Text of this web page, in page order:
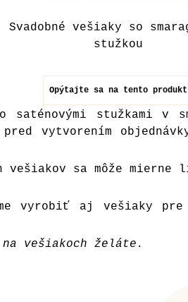
Svadobné vešiaky so
stužkou
Opýtajte sa na tento produkt
stužkami v
vytvorením
vešiakov sa môže
vyrobiť aj vešiaky pre
na vešiakoch želáte.